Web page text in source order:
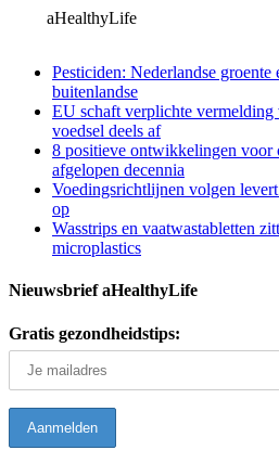
aHealthyLife
Pesticiden: Nederlandse
buitenlandse
EU schaft verplichte vermelding
voedsel deels af
8 positieve ontwikkelingen voor
afgelopen decennia
Voedingsrichtlijnen volgen
op
Wasstrips en vaatwastabletten
microplastics
Nieuwsbrief aHealthyLife
Gratis gezondheidstips: